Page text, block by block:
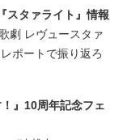
スタァライト』情報
劇 レヴュースタァ
ポートで振り返ろ
』10周年記念フェ